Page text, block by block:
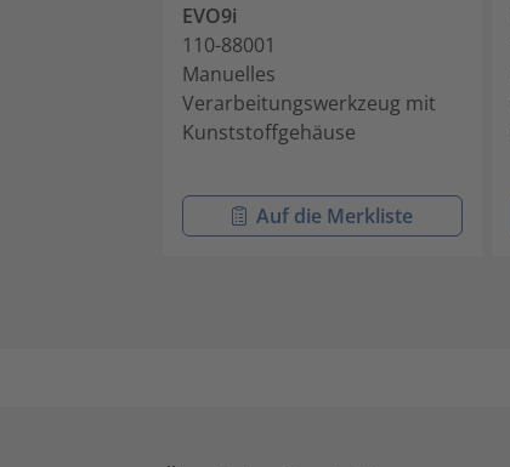
EVO9i
110-88001
Manuelles
Verarbeitungswerkzeug mit
Kunststoffgehäuse
Auf die Merkliste